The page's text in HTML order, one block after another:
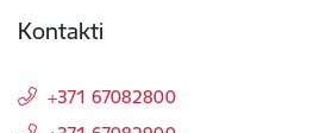
Kontakti
+371 67082800